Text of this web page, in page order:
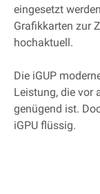
eingesetzt
Grafikkarten zur
hochaktuell.
Die iGUP
Leistung, die vor
genügend ist.
iGPU flüssig.